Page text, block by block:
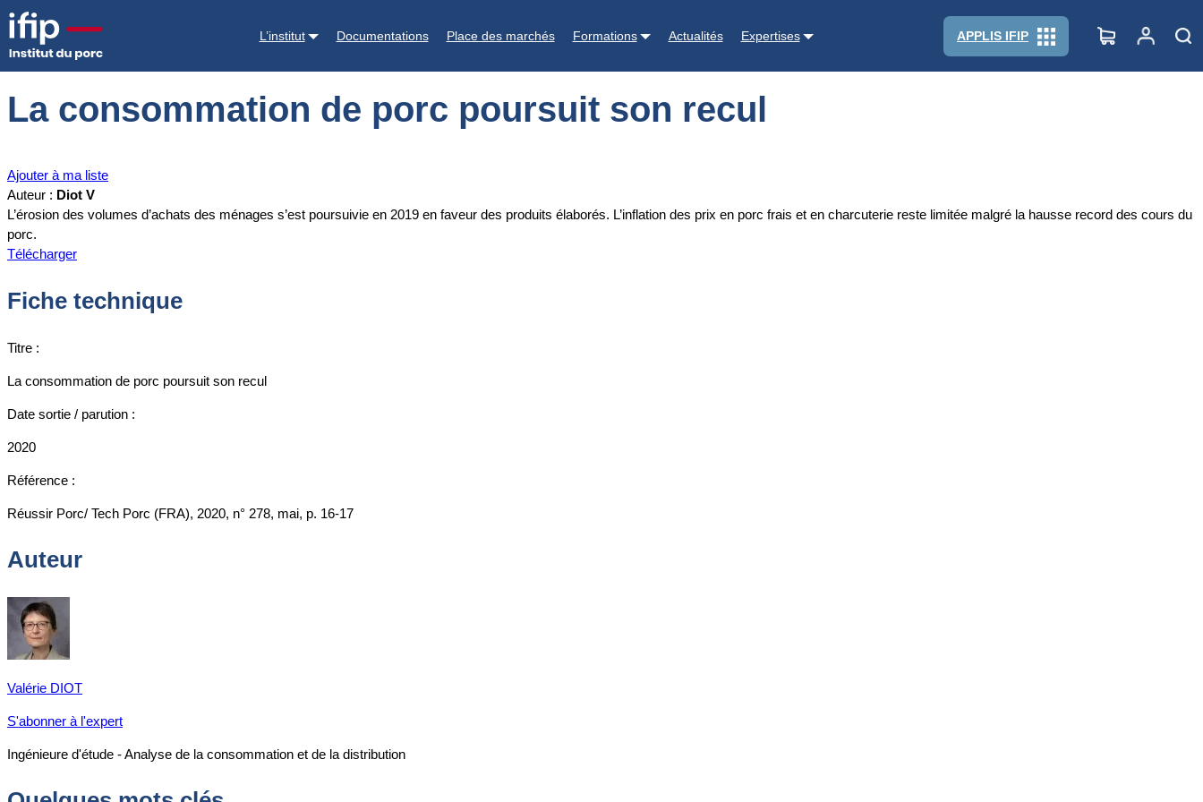
L’institut Documentations Place des marchés Formations Actualités Expertises APPLIS IFIP
Accueil Documentations
La consommation de porc poursuit son recul
Ajouter à ma liste
Auteur : Diot V
L’érosion des volumes d’achats des ménages s’est poursuivie en 2019 en faveur des produits élaborés. L’inflation des prix en porc frais et en charcuterie reste limitée malgré la hausse record des cours du
porc.
Télécharger
Fiche technique
Titre :
La consommation de porc poursuit son recul
Date sortie / parution :
2020
Référence :
Réussir Porc/ Tech Porc (FRA), 2020, n° 278, mai, p. 16-17
Auteur
Valérie DIOT
S'abonner à l'expert
Ingénieure d'étude - Analyse de la consommation et de la distribution